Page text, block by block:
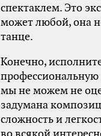
спектаклем. Это
может любой, она
танце.
Конечно,
профессиональную
мы не можем не
задумана
сложность и